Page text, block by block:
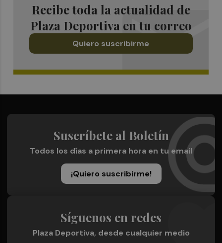
Recibe toda la actualidad de
Plaza Deportiva en tu correo
Quiero suscribirme
Suscríbete al Boletín
Todos los días a primera hora en tu email
¡Quiero suscribirme!
Síguenos en redes
Plaza Deportiva, desde cualquier medio